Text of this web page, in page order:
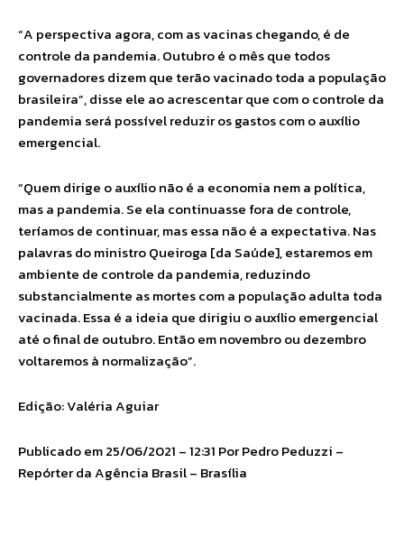
“A perspectiva agora, com as vacinas chegando, é de
controle da pandemia. Outubro é o mês que todos
governadores dizem que terão vacinado toda a população
brasileira”, disse ele ao acrescentar que com o controle da
pandemia será possível reduzir os gastos com o auxílio
emergencial.
“Quem dirige o auxílio não é a economia nem a política,
mas a pandemia. Se ela continuasse fora de controle,
teríamos de continuar, mas essa não é a expectativa. Nas
palavras do ministro Queiroga [da Saúde], estaremos em
ambiente de controle da pandemia, reduzindo
substancialmente as mortes com a população adulta toda
vacinada. Essa é a ideia que dirigiu o auxílio emergencial
até o final de outubro. Então em novembro ou dezembro
voltaremos à normalização”.
Edição: Valéria Aguiar
Publicado em 25/06/2021 – 12:31 Por Pedro Peduzzi –
Repórter da Agência Brasil – Brasília